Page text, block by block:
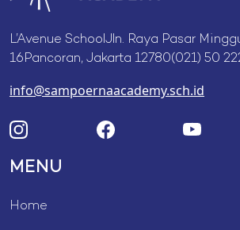
L’Avenue SchoolJln. Raya Pasar
16Pancoran, Jakarta 12780(021) 50
info@sampoernaacademy.sch.id
MENU
Home